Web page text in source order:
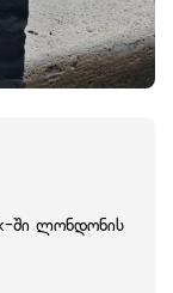
ში ლონდონის